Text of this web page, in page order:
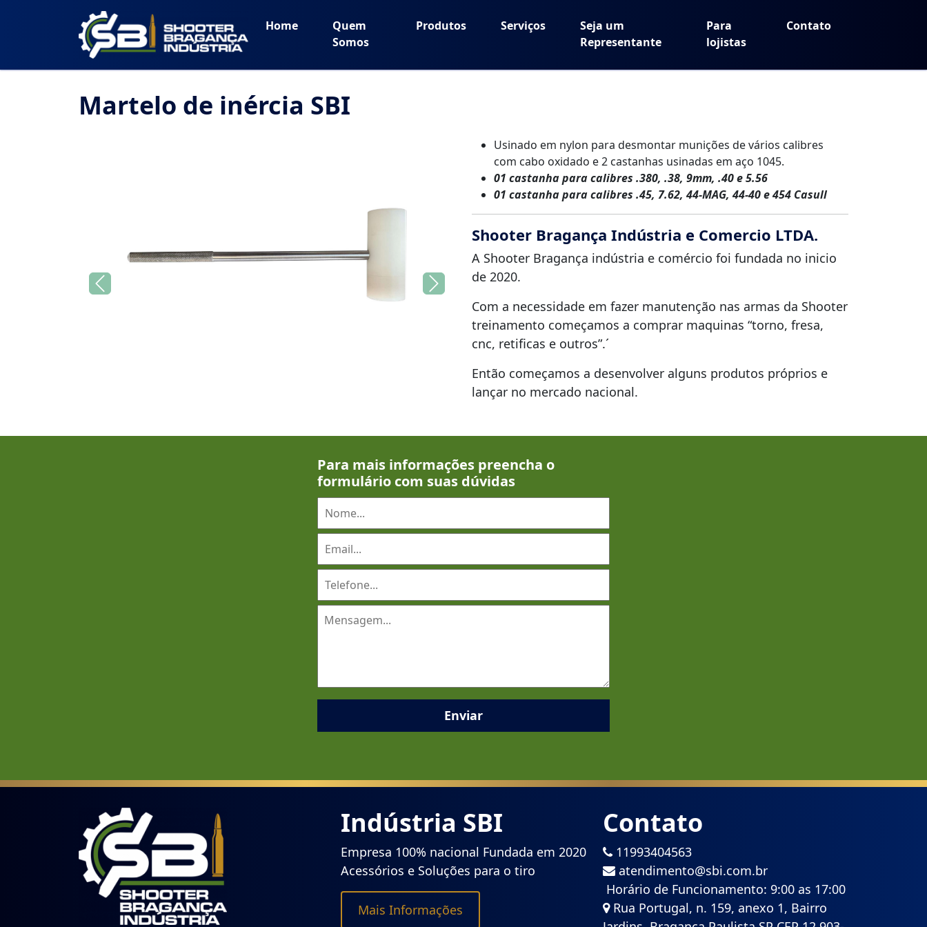
Home
Quem
Somos
Produtos Serviços
Seja um
Representante
Para
lojistas
Contato
Martelo de inércia SBI
Previous Next
Usinado em nylon para desmontar munições de vários calibres
com cabo oxidado e 2 castanhas usinadas em aço 1045.
01 castanha para calibres .380, .38, 9mm, .40 e 5.56
01 castanha para calibres .45, 7.62, 44-MAG, 44-40 e 454 Casull
Shooter Bragança Indústria e Comercio LTDA.
A Shooter Bragança indústria e comércio foi fundada no inicio
de 2020.
Com a necessidade em fazer manutenção nas armas da Shooter
treinamento começamos a comprar maquinas “torno, fresa,
cnc, retificas e outros”.´
Então começamos a desenvolver alguns produtos próprios e
lançar no mercado nacional.
Para mais informações preencha o
formulário com suas dúvidas
Enviar
Indústria SBI
Empresa 100% nacional Fundada em 2020
Acessórios e Soluções para o tiro
Mais Informações
Contato
11993404563
atendimento@sbi.com.br
Horário de Funcionamento: 9:00 as 17:00
Rua Portugal, n. 159, anexo 1, Bairro